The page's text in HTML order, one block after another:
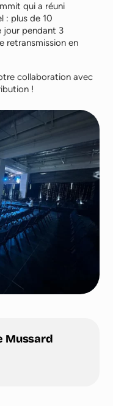
qui a réuni
: plus de 10
jour pendant 3
retransmission en
collaboration avec
!
Mussard